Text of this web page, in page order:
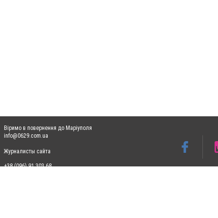
Віримо в повернення до Маріуполя
info@0629.com.ua
Журналисты сайта
+38 (096) 91 303 68